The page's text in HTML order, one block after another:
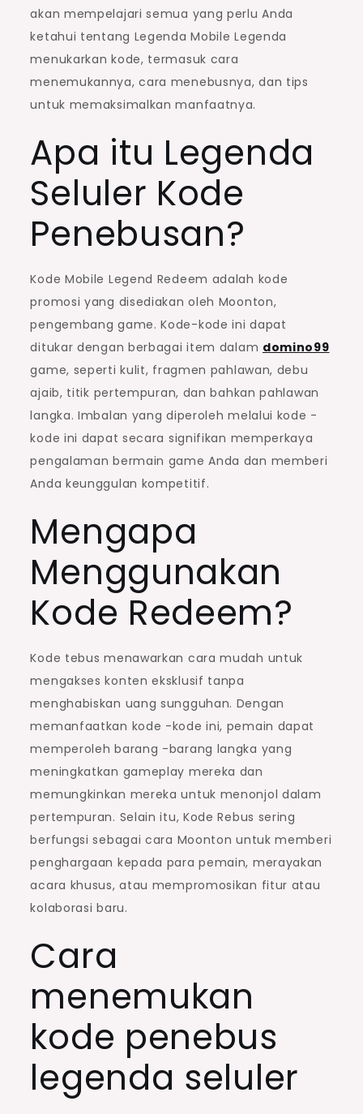
akan mempelajari semua yang perlu Anda
ketahui tentang Legenda Mobile Legenda
menukarkan kode, termasuk cara
menemukannya, cara menebusnya, dan tips
untuk memaksimalkan manfaatnya.
Apa itu Legenda
Seluler Kode
Penebusan?
Kode Mobile Legend Redeem adalah kode
promosi yang disediakan oleh Moonton,
pengembang game. Kode-kode ini dapat
ditukar dengan berbagai item dalam domino99
game, seperti kulit, fragmen pahlawan, debu
ajaib, titik pertempuran, dan bahkan pahlawan
langka. Imbalan yang diperoleh melalui kode -
kode ini dapat secara signifikan memperkaya
pengalaman bermain game Anda dan memberi
Anda keunggulan kompetitif.
Mengapa
Menggunakan
Kode Redeem?
Kode tebus menawarkan cara mudah untuk
mengakses konten eksklusif tanpa
menghabiskan uang sungguhan. Dengan
memanfaatkan kode -kode ini, pemain dapat
memperoleh barang -barang langka yang
meningkatkan gameplay mereka dan
memungkinkan mereka untuk menonjol dalam
pertempuran. Selain itu, Kode Rebus sering
berfungsi sebagai cara Moonton untuk memberi
penghargaan kepada para pemain, merayakan
acara khusus, atau mempromosikan fitur atau
kolaborasi baru.
Cara
menemukan
kode penebus
legenda seluler